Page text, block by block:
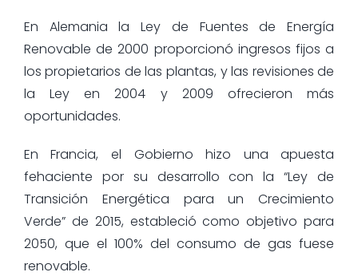
En Alemania la Ley de Fuentes de Energía
Renovable de 2000 proporcionó ingresos fijos a
los propietarios de las plantas, y las revisiones de
la Ley en 2004 y 2009 ofrecieron más
oportunidades.
En Francia, el Gobierno hizo una apuesta
fehaciente por su desarrollo con la “Ley de
Transición Energética para un Crecimiento
Verde” de 2015, estableció como objetivo para
2050, que el 100% del consumo de gas fuese
renovable.